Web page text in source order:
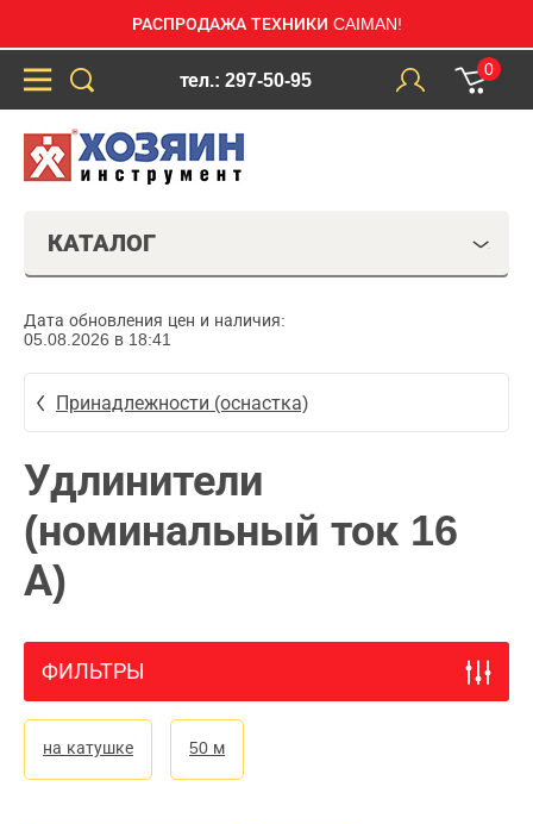
РАСПРОДАЖА ТЕХНИКИ CAIMAN!
тел.: 297-50-95
0
КАТАЛОГ
Дата обновления цен и наличия:
05.08.2026 в 18:41
Принадлежности (оснастка)
Удлинители
(номинальный ток 16
А)
ФИЛЬТРЫ
на катушке 50 м